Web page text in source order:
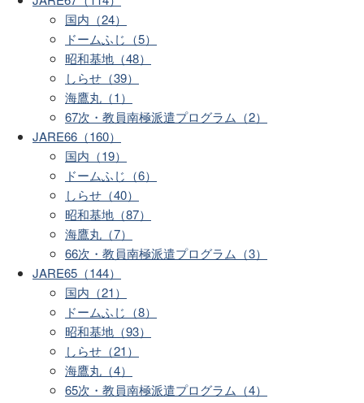
国内（24）
ドームふじ（5）
昭和基地（48）
しらせ（39）
海鷹丸（1）
67次・教員南極派遣プログラム（2）
JARE66（160）
国内（19）
ドームふじ（6）
しらせ（40）
昭和基地（87）
海鷹丸（7）
66次・教員南極派遣プログラム（3）
JARE65（144）
国内（21）
ドームふじ（8）
昭和基地（93）
しらせ（21）
海鷹丸（4）
65次・教員南極派遣プログラム（4）